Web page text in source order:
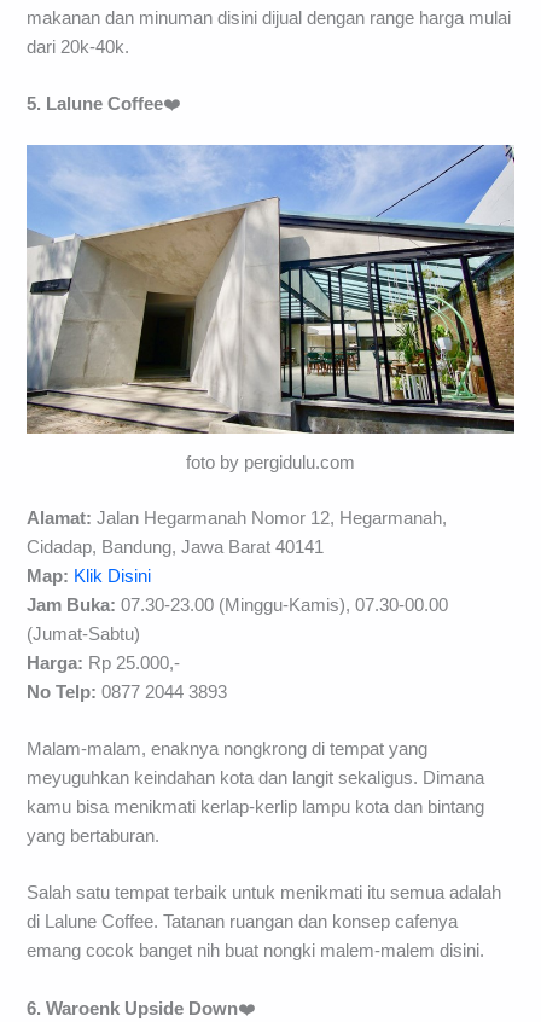
makanan dan minuman disini dijual dengan range harga mulai
dari 20k-40k.
5. Lalune Coffee❤️
foto by pergidulu.com
Alamat: Jalan Hegarmanah Nomor 12, Hegarmanah,
Cidadap, Bandung, Jawa Barat 40141
Map: Klik Disini
Jam Buka: 07.30-23.00 (Minggu-Kamis), 07.30-00.00
(Jumat-Sabtu)
Harga: Rp 25.000,-
No Telp: 0877 2044 3893
Malam-malam, enaknya nongkrong di tempat yang
meyuguhkan keindahan kota dan langit sekaligus. Dimana
kamu bisa menikmati kerlap-kerlip lampu kota dan bintang
yang bertaburan.
Salah satu tempat terbaik untuk menikmati itu semua adalah
di Lalune Coffee. Tatanan ruangan dan konsep cafenya
emang cocok banget nih buat nongki malem-malem disini.
6. Waroenk Upside Down❤️